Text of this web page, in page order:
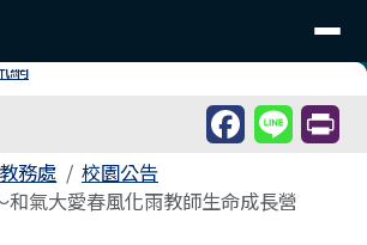
教務處
校園公告
和氣大愛春風化雨教師生命成長營